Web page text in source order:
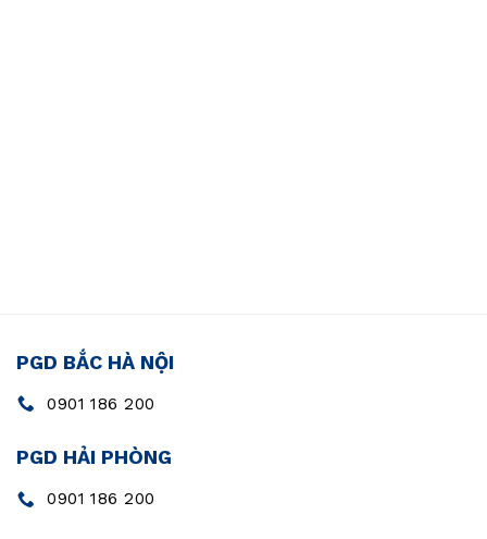
PGD BẮC HÀ NỘI
0901 186 200
PGD HẢI PHÒNG
0901 186 200